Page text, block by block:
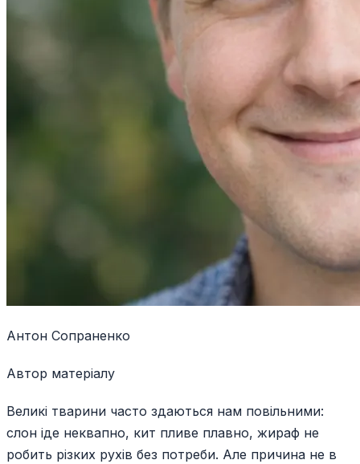
Антон Сопраненко
Автор матеріалу
Великі тварини часто здаються нам повільними:
слон іде неквапно, кит пливе плавно, жираф не
робить різких рухів без потреби. Але причина не в